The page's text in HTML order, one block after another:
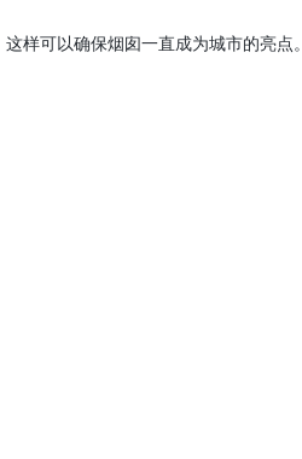
样可以确保烟囱一直成为城市的亮点。